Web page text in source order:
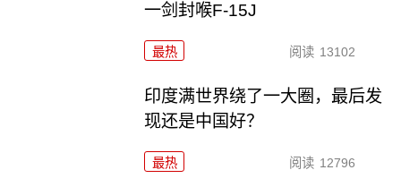
一剑封喉F-15J
最热 阅读 13102
印度满世界绕了一大圈，最后发
现还是中国好？
最热 阅读 12796